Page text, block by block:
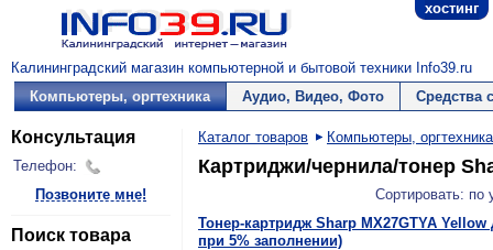
хостинг
Калининградский магазин компьютерной и бытовой техники Info39.ru
Компьютеры, оргтехника
Аудио, Видео, Фото Средства
Консультация
Телефон:
Позвоните мне!
Поиск товара
Каталог товаров Компьютеры, оргтехника
Картриджи/чернила/тонер
Сортировать:
Тонер-картридж Sharp MX27GTYA Yellow
при 5% заполнении)